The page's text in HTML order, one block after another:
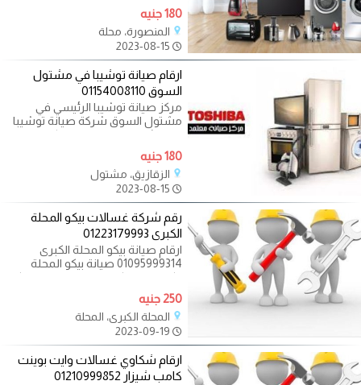
180 جنيه
المنصورة، محلة
ارقام صيانة توشيبا في مشتول
السوق 01154008110
مركز صيانة توشيبا الرئيسي في
مشتول السوق شركة صيانة توشيبا
في مشتول السوق يساعدكم في
صيانة
180 جنيه
الزقازيق، مشتول
رقم شركة غسالات بيكو المحلة
الكبرى 01223179993
ارقام صيانة بيكو المحلة الكبرى
01095999314 صيانة بيكو المحلة
الكبرى اهلا بكم في موقع صيانة بيكو
المحلة
250 جنيه
المحلة الكبرى، المحلة
ارقام شكاوي غسالات وايت بوينت
كامب شيزار 01210999852